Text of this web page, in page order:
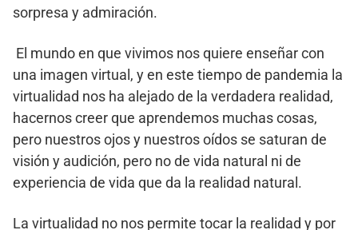
sorpresa y admiración.
El mundo en que vivimos nos quiere enseñar con
una imagen virtual, y en este tiempo de pandemia la
virtualidad nos ha alejado de la verdadera realidad,
hacernos creer que aprendemos muchas cosas,
pero nuestros ojos y nuestros oídos se saturan de
visión y audición, pero no de vida natural ni de
experiencia de vida que da la realidad natural.
La virtualidad no nos permite tocar la realidad y por